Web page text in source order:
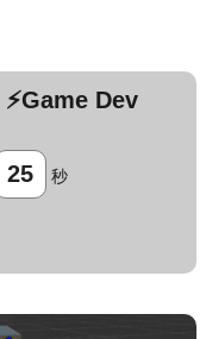
Dev
24 秒